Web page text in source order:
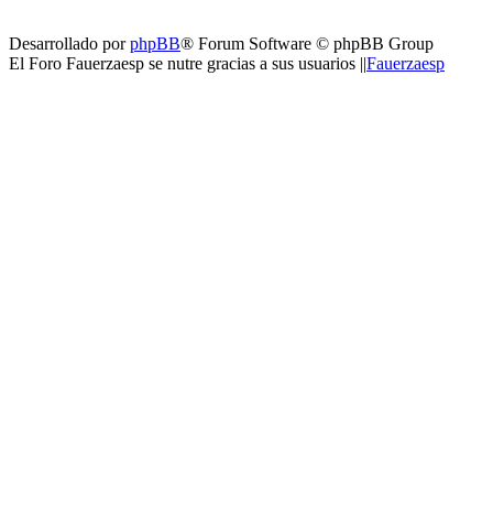
Desarrollado porphpBB® Forum Software © phpBB Group
El Foro Fauerzaesp se nutre gracias a sus usuarios ||Fauerzaesp